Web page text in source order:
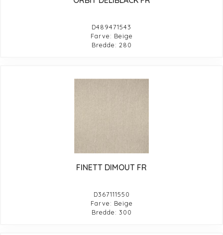
D489471543
Farve: Beige
Bredde: 280
FINETT DIMOUT FR
D367111550
Farve: Beige
Bredde: 300